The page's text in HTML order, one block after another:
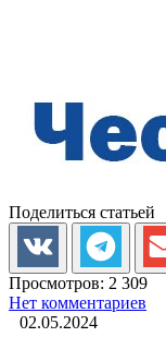
Поделиться статьей
Просмотров: 2 309
Нет комментариев
02.05.2024